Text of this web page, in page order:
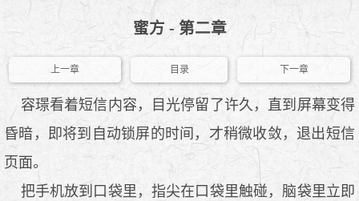
蜜方 - 第二章
上一章 目录 下一章
容璟看着短信内容，目光停留了许久，直到屏幕变得
昏暗，即将到自动锁屏的时间，才稍微收敛，退出短信
页面。
把手机放到口袋里，指尖在口袋里触碰，脑袋里立即